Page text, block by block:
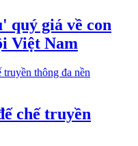
quý giá về con
Việt Nam
chế truyền